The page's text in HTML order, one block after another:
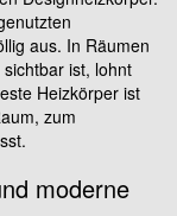
aus. In Räumen
ist, lohnt
Heizkörper ist
zum
moderne